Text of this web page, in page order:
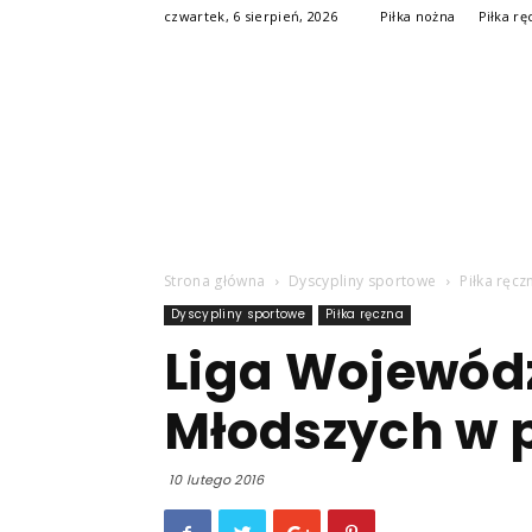
czwartek, 6 sierpień, 2026 Piłka nożna Piłka
Strona główna Dyscypliny sportowe Piłka
Dyscypliny sportowe Piłka ręczna
Liga
Młodszych w
10 lutego 2016